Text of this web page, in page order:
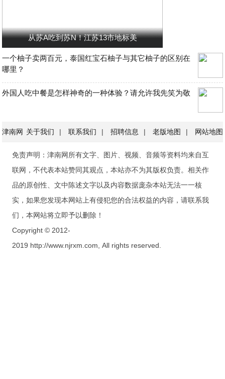
从苏A吃到苏N！江苏13市地标美
一个柚子卖两百元，泰国红宝石柚子与其它柚子的区别在
哪里？
外国人吃中餐是怎样神奇的一种体验？请允许我先笑为敬
津南网 关于我们 | 联系我们 | 招聘信息 | 老版地图 | 网站地图
免责声明：津南网所有文字、图片、视频、音频等资料均来自互
联网，不代表本站赞同其观点，本站亦不为其版权负责。相关作
品的原创性、文中陈述文字以及内容数据庞杂本站无法一一核
实，如果您发现本网站上有侵犯您的合法权益的内容，请联系我
们，本网站将立即予以删除！
Copyright © 2012-
2019 http://www.njrxm.com, All rights reserved.